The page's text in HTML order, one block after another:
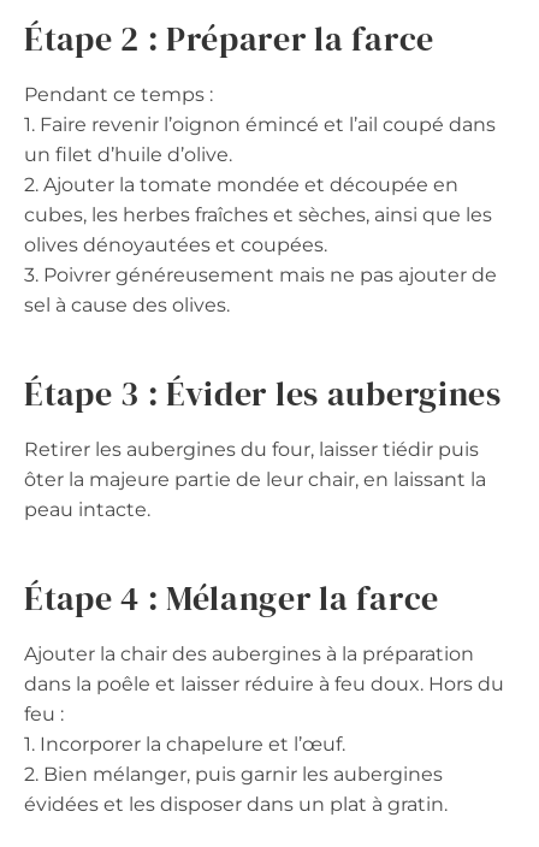
Étape 2 : Préparer la farce
Pendant ce temps :
1. Faire revenir l’oignon émincé et l’ail coupé dans
un filet d’huile d’olive.
2. Ajouter la tomate mondée et découpée en
cubes, les herbes fraîches et sèches, ainsi que les
olives dénoyautées et coupées.
3. Poivrer généreusement mais ne pas ajouter de
sel à cause des olives.
Étape 3 : Évider les aubergines
Retirer les aubergines du four, laisser tiédir puis
ôter la majeure partie de leur chair, en laissant la
peau intacte.
Étape 4 : Mélanger la farce
Ajouter la chair des aubergines à la préparation
dans la poêle et laisser réduire à feu doux. Hors du
feu :
1. Incorporer la chapelure et l’œuf.
2. Bien mélanger, puis garnir les aubergines
évidées et les disposer dans un plat à gratin.